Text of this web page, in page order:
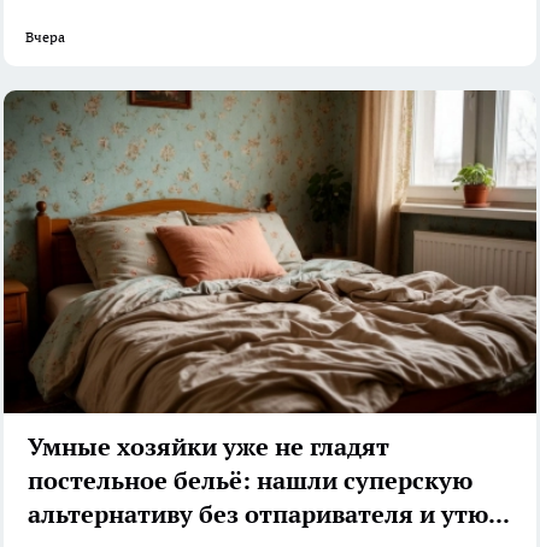
Вчера
Умные хозяйки уже не гладят
постельное бельё: нашли суперскую
альтернативу без отпаривателя и утюга